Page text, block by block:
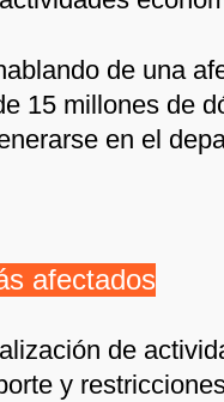
de una
15 millones de
en el
afectados
de
y